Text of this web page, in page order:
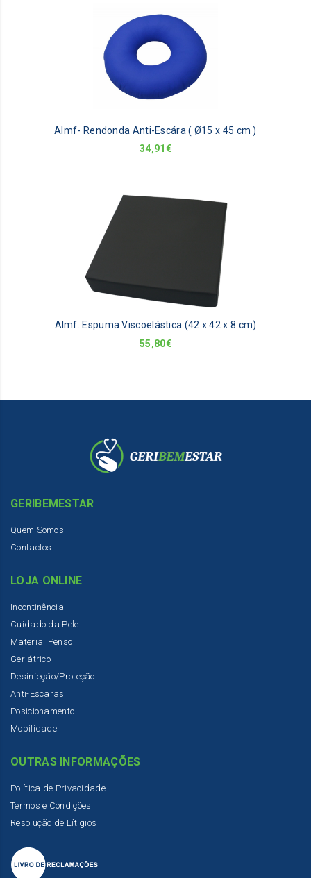
Almf- Rendonda Anti-Escára ( Ø15 x 45 cm )
34,91 €
Almf. Espuma Viscoelástica (42 x 42 x 8 cm)
55,80€
GERIBEMESTAR
Quem Somos
Contactos
LOJA ONLINE
Incontinência
Cuidado da Pele
Material Penso
Geriátrico
Desinfeção/Proteção
Anti-Escaras
Posicionamento
Mobilidade
OUTRAS INFORMAÇÕES
Política de Privacidade
Termos e Condições
Resolução de Lítigios